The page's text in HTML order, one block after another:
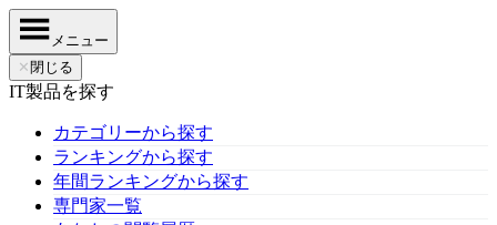
メニュー
✕ 閉じる
IT製品を探す
カテゴリーから探す
ランキングから探す
年間ランキングから探す
専門家一覧